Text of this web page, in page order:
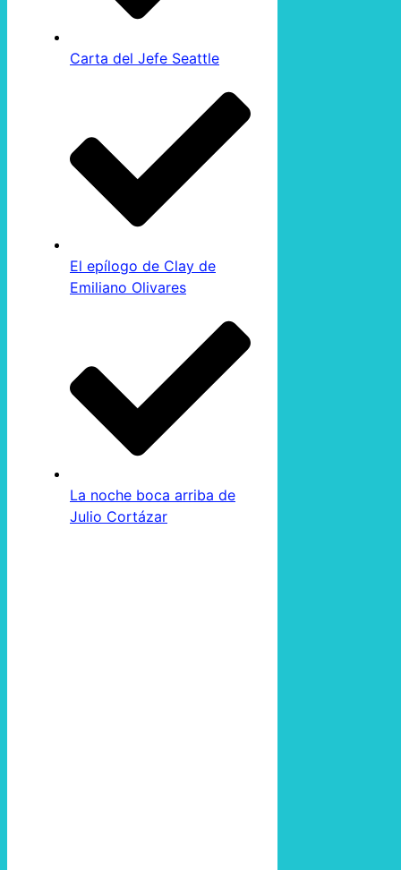
Carta del Jefe Seattle
El epílogo de Clay de
Emiliano Olivares
La noche boca arriba de
Julio Cortázar